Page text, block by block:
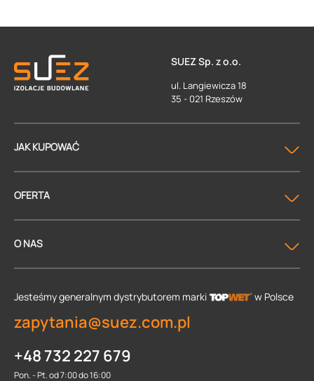
SUEZ Sp. z o.o.
ul. Langiewicza 18
35 - 021 Rzeszów
JAK KUPOWAĆ
OFERTA
O NAS
Jesteśmy generalnym dystrybutorem marki w Polsce
zapytania@suez.com.pl
+48 732 227 679
Pon. - Pt. od 7:00 do 16:00